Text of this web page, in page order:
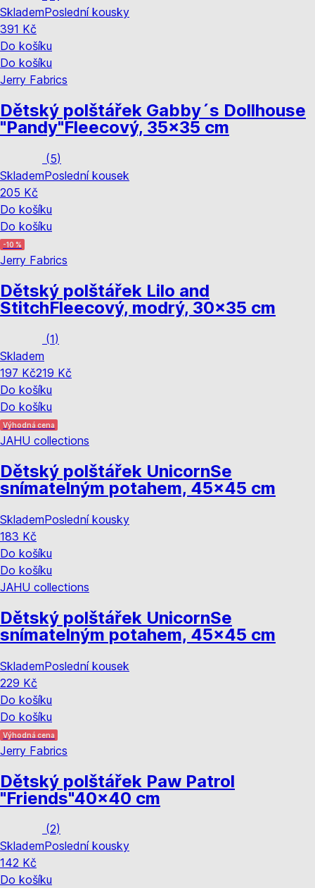
SklademPoslední kousky
391 Kč
Do košíku
Do košíku
Jerry Fabrics
Dětský polštářek Gabby´s Dollhouse
"Pandy"Fleecový, 35x35 cm
(5)
SklademPoslední kousek
205 Kč
Do košíku
Do košíku
-10 %
Jerry Fabrics
Dětský polštářek Lilo and
StitchFleecový, modrý, 30x35 cm
(1)
Skladem
197 Kč219 Kč
Do košíku
Do košíku
Výhodná cena
JAHU collections
Dětský polštářek UnicornSe
snímatelným potahem, 45x45 cm
SklademPoslední kousky
183 Kč
Do košíku
Do košíku
JAHU collections
Dětský polštářek UnicornSe
snímatelným potahem, 45x45 cm
SklademPoslední kousek
229 Kč
Do košíku
Do košíku
Výhodná cena
Jerry Fabrics
Dětský polštářek Paw Patrol
"Friends"40x40 cm
(2)
SklademPoslední kousky
142 Kč
Do košíku